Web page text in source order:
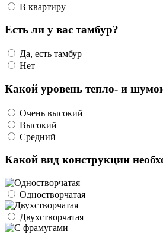
В квартиру
Есть ли у вас тамбур?
Да, есть тамбур
Нет
Какой уровень тепло- и
Очень высокий
Высокий
Средний
Какой вид конструкции
Одностворчатая
Двухстворчатая